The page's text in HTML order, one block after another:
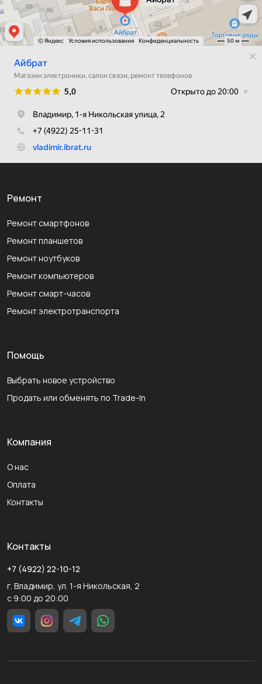
Ремонт
Ремонт смартфонов
Ремонт планшетов
Ремонт ноутбуков
Ремонт компьютеров
Ремонт смарт-часов
Ремонт электротранспорта
Помощь
Выбрать новое устройство
Продать или обменять по Trade-In
Компания
О нас
Оплата
Контакты
Контакты
+7 (4922) 22-10-12
г. Владимир, ул. 1-я Никольская, 2
с 9:00 до 20:00